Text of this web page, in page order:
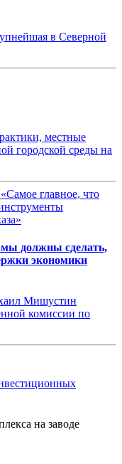
в Северной
местные
городской среды на
должны сделать,
экономики
Мишустин
комиссии по
на заводе